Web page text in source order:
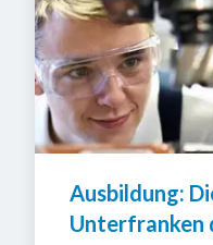
Ausbildung:
Unterfranken